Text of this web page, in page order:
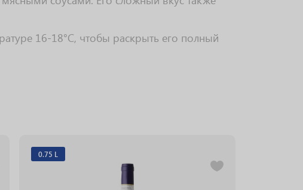
16-18°C, чтобы раскрыть его полный
0.75 L